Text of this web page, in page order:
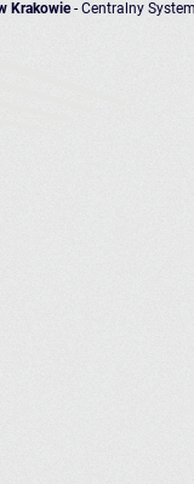
Krakowie- Centralny